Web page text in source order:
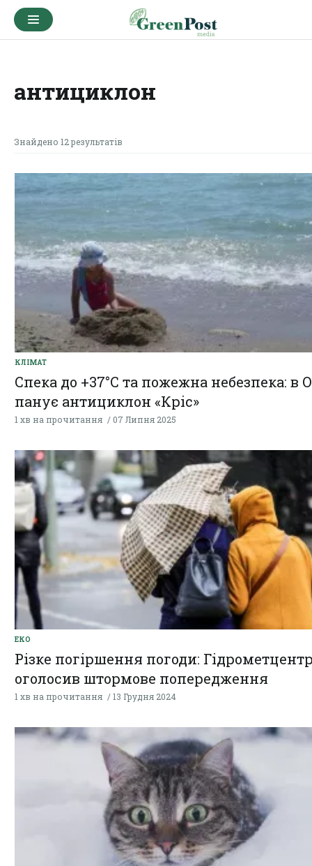
антициклон
Знайдено 12 результатів
КЛІМАТ
Спека до +37°C та пожежна небезпека: в
панує антициклон «Кріс»
1 хв на прочитання 07 Липня 2025
ЕКО
Різке погіршення погоди:
оголосив штормове попередження
1 хв на прочитання 13 Грудня 2024